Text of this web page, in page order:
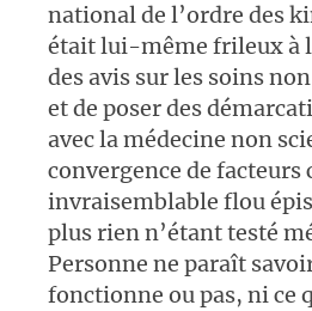
national de l’ordre des
était lui-même frileux à
des avis sur les soins
et de poser des
avec la médecine non
convergence de facteurs
invraisemblable flou
plus rien n’étant testé
Personne ne paraît
fonctionne ou pas, ni ce